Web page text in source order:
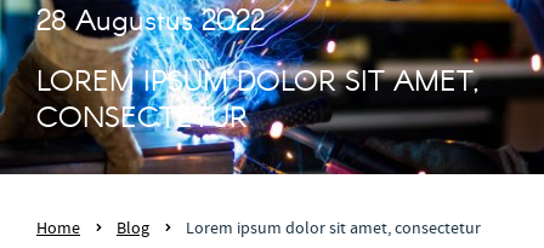
28 Augustus 2022
LOREM IPSUM DOLOR SIT AMET,
CONSECTETUR
Home Blog Lorem ipsum dolor sit amet, consectetur